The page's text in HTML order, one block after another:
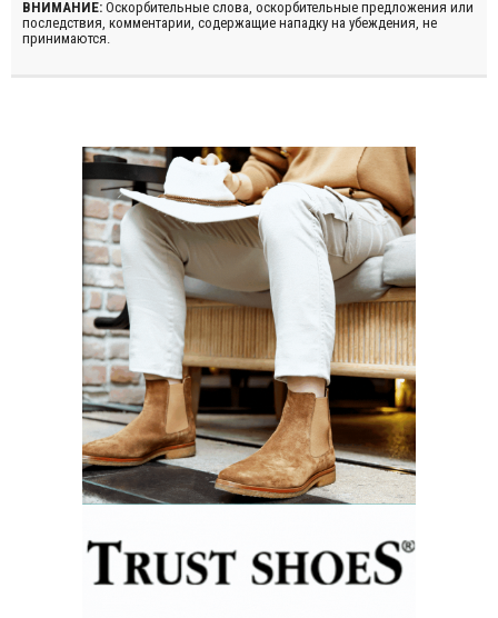
ВНИМАНИЕ: Оскорбительные слова, оскорбительные предложения или
последствия, комментарии, содержащие нападку на убеждения, не
принимаются.